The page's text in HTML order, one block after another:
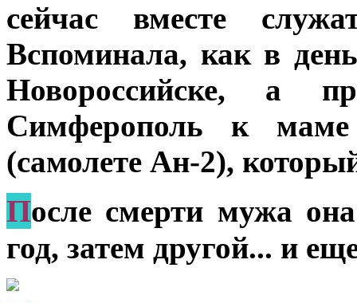
сейчас вместе
Вспоминала, как в
Новороссийске, а
Симферополь к маме
(самолете Ан-2),
После смерти мужа
год, затем другой... и